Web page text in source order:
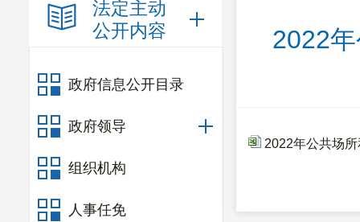
法定主动
公开内容
政府信息公开目录
政府领导
组织机构
人事任免
2022
2022年公共场